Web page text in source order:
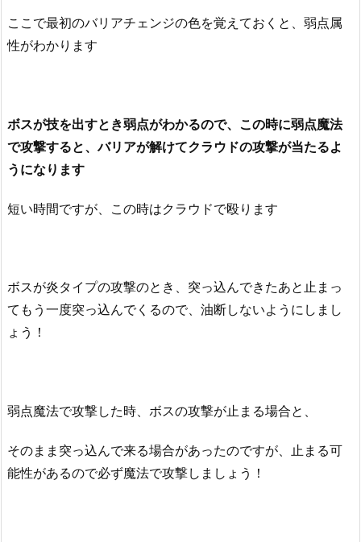
ここで最初のバリアチェンジの色を覚えておくと、弱点属
性がわかります
ボスが技を出すとき弱点がわかるので、この時に弱点魔法
で攻撃すると、バリアが解けてクラウドの攻撃が当たるよ
うになります
短い時間ですが、この時はクラウドで殴ります
ボスが炎タイプの攻撃のとき、突っ込んできたあと止まっ
てもう一度突っ込んでくるので、油断しないようにしまし
ょう！
弱点魔法で攻撃した時、ボスの攻撃が止まる場合と、
そのまま突っ込んで来る場合があったのですが、止まる可
能性があるので必ず魔法で攻撃しましょう！